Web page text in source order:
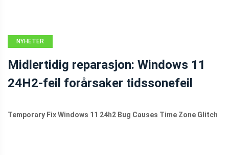
NYHETER
Midlertidig reparasjon: Windows 11
24H2-feil forårsaker tidssonefeil
Temporary Fix Windows 11 24h2 Bug Causes Time Zone Glitch